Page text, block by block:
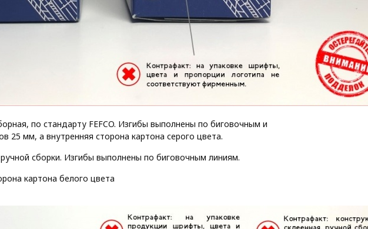
по стандарту FEFCO. Изгибы выполнены по биговочным и
мм, а внутренняя сторона картона серого цвета.
сборки. Изгибы выполнены по биговочным линиям.
картона белого цвета